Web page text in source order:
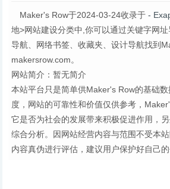
Maker's Row于2024-03-24收录于 -
地>网站建设分类中,你可以通过关键字网
导航、网络书签、收藏夹、设计导航找到
makersrow.com。
网站简介：暂无简介
本站平台只是简单供Maker's Row的基础
度，网站的可靠性和价值仅供参考，
它是否为社会的发展带来积极促进作用，
综合分析。因网站经营内容与范围不受本
内容真伪进行评估，建议用户保护好自己的